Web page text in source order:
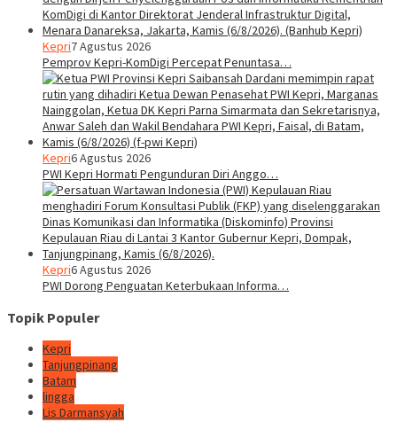
Kepri7 Agustus 2026
Pemprov Kepri-KomDigi Percepat Penuntasa…
Kepri6 Agustus 2026
PWI Kepri Hormati Pengunduran Diri Anggo…
Kepri6 Agustus 2026
PWI Dorong Penguatan Keterbukaan Informa…
Topik Populer
Kepri
Tanjungpinang
Batam
lingga
Lis Darmansyah